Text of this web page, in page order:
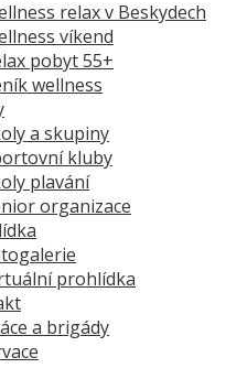
relax v Beskydech
víkend
pobyt 55+
wellness
a skupiny
kluby
plavání
organizace
prohlídka
a brigády